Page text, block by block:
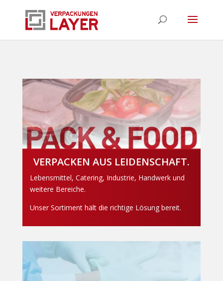
VERPACKEN AUS LEIDENSCHAFT.
Lebensmittel, Catering, Industrie, Handwerk und
weitere Bereiche.
Unser Sortiment hält die richtige Lösung bereit.